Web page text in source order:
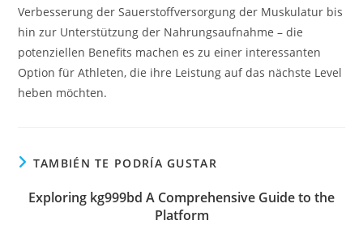
Verbesserung der Sauerstoffversorgung der Muskulatur bis
hin zur Unterstützung der Nahrungsaufnahme – die
potenziellen Benefits machen es zu einer interessanten
Option für Athleten, die ihre Leistung auf das nächste Level
heben möchten.
TAMBIÉN TE PODRÍA GUSTAR
Exploring kg999bd A Comprehensive Guide to the
Platform